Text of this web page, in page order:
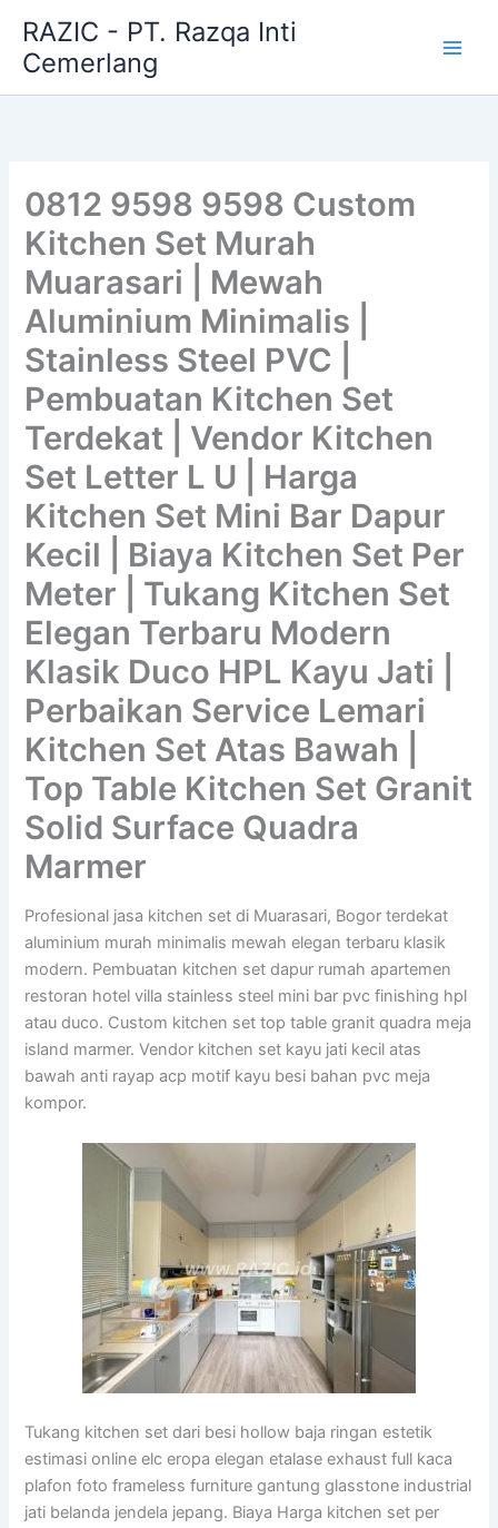
content
RAZIC - PT. Razqa Inti
Cemerlang
0812 9598 9598 Custom
Kitchen Set Murah
Muarasari | Mewah
Aluminium Minimalis |
Stainless Steel PVC |
Pembuatan Kitchen Set
Terdekat | Vendor Kitchen
Set Letter L U | Harga
Kitchen Set Mini Bar Dapur
Kecil | Biaya Kitchen Set Per
Meter | Tukang Kitchen Set
Elegan Terbaru Modern
Klasik Duco HPL Kayu Jati |
Perbaikan Service Lemari
Kitchen Set Atas Bawah |
Top Table Kitchen Set Granit
Solid Surface Quadra
Marmer
Profesional jasa kitchen set di Muarasari, Bogor terdekat
aluminium murah minimalis mewah elegan terbaru klasik
modern. Pembuatan kitchen set dapur rumah apartemen
restoran hotel villa stainless steel mini bar pvc finishing hpl
atau duco. Custom kitchen set top table granit quadra meja
island marmer. Vendor kitchen set kayu jati kecil atas
bawah anti rayap acp motif kayu besi bahan pvc meja
kompor.
Tukang kitchen set dari besi hollow baja ringan estetik
estimasi online elc eropa elegan etalase exhaust full kaca
plafon foto frameless furniture gantung glasstone industrial
jati belanda jendela jepang. Biaya Harga kitchen set per